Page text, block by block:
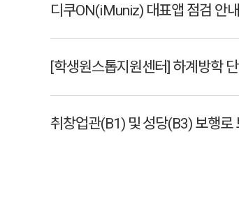
디쿠ON(iMuniz) 대표앱 점검 안내